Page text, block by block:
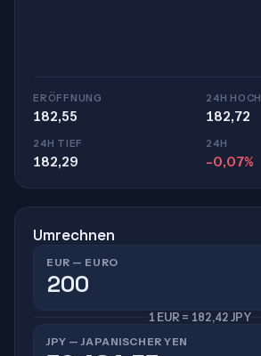
ERÖFFNUNG
182,55
24H HOCH
182,72
24H TIEF
182,29
24H
-0,07%
Umrechnen
EUR — EURO
1 EUR = 182,42 JPY
JPY — JAPANISCHER YEN